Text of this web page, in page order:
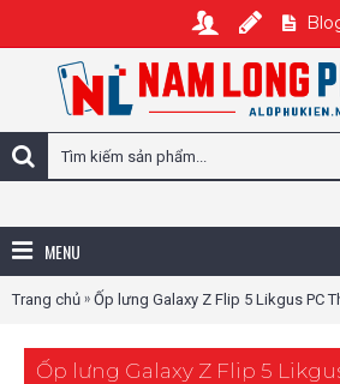
MENU
Trang chủ » Ốp lưng Galaxy Z Flip 5 Likgus PC